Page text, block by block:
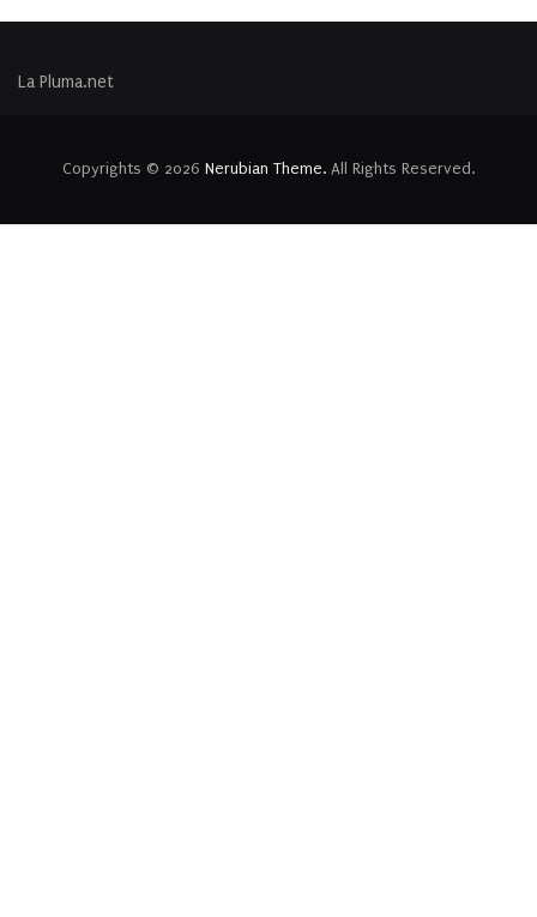
La Pluma.net
Copyrights © 2026 Nerubian Theme. All Rights Reserved.